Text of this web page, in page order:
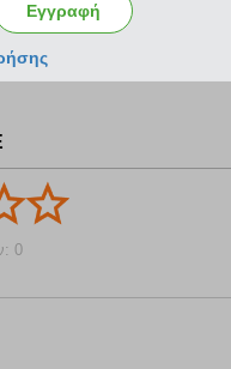
0
Εγγραφή